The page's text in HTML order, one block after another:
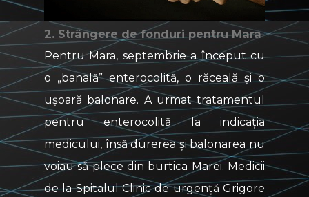
2. Strângere de fonduri pentru Mara
Pentru Mara, septembrie a început cu
o „banală” enterocolită, o răceală și o
ușoară balonare. A urmat tratamentul
pentru enterocolită la indicația
medicului, însă durerea și balonarea nu
voiau să plece din burtica Marei. Medicii
de la Spitalul Clinic de urgență Grigore